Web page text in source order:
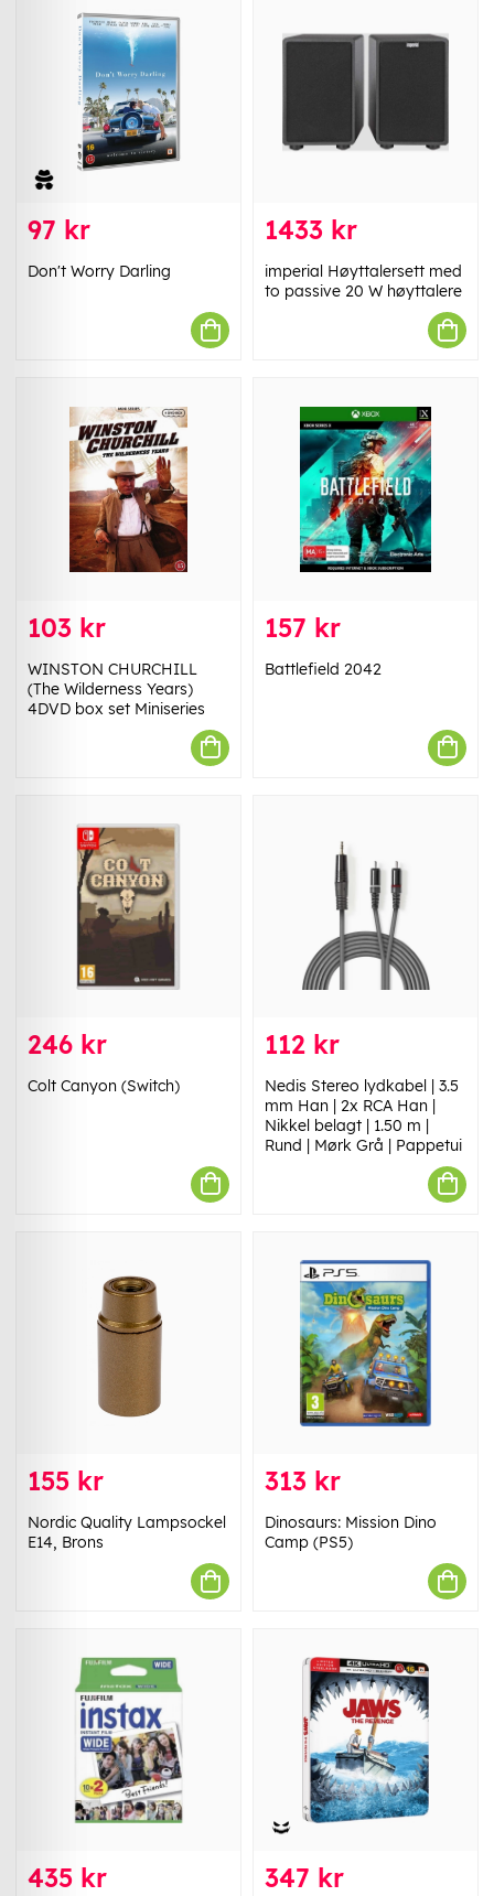
97 kr
Don't Worry Darling
1433 kr
imperial Høyttalersett med
to passive 20 W høyttalere
103 kr
WINSTON CHURCHILL
(The Wilderness Years)
4DVD box set Miniseries
157 kr
Battlefield 2042
246 kr
Colt Canyon (Switch)
112 kr
Nedis Stereo lydkabel | 3.5
mm Han | 2x RCA Han |
Nikkel belagt | 1.50 m |
Rund | Mørk Grå | Pappetui
155 kr
Nordic Quality Lampsockel
E14, Brons
313 kr
Dinosaurs: Mission Dino
Camp (PS5)
435 kr 347 kr